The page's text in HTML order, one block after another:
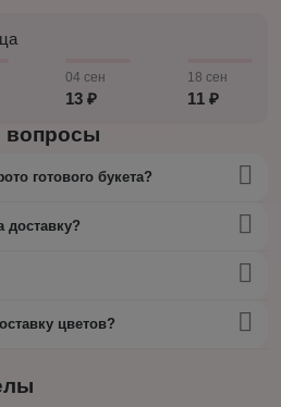
04 сен
13 ₽
18 сен
11 ₽
вопросы
готового букета?
доставку?
цветов?